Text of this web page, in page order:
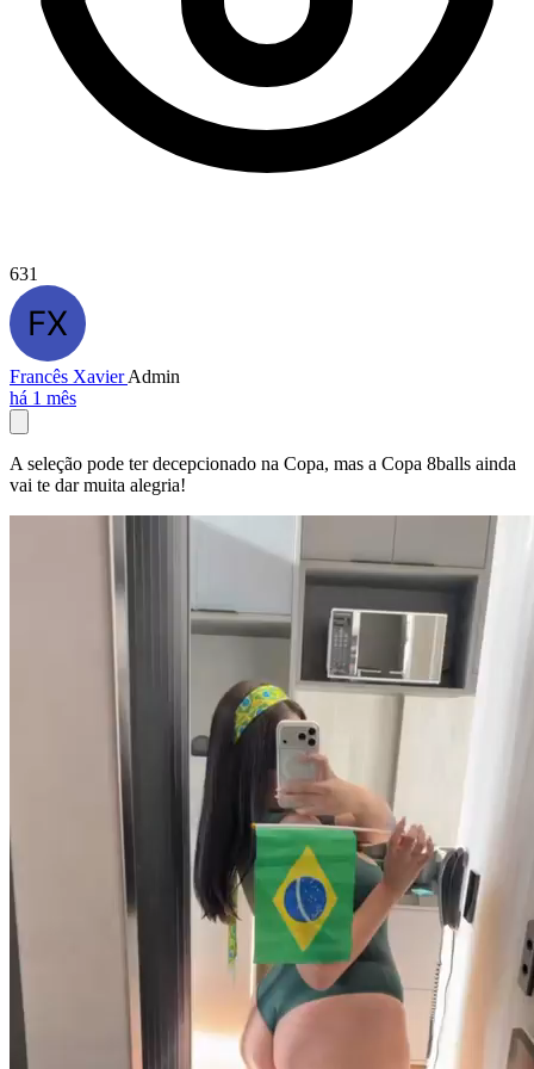
631
Francês XavierAdmin
há 1 mês
A seleção pode ter decepcionado na Copa, mas a Copa 8balls ainda
vai te dar muita alegria!